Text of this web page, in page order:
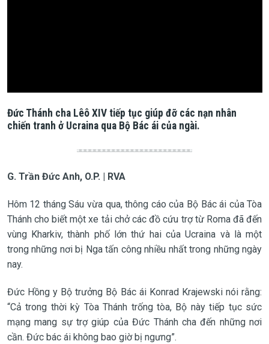
Đức Thánh cha Lêô XIV tiếp tục giúp đỡ các nạn nhân
chiến tranh ở Ucraina qua Bộ Bác ái của ngài.
G. Trần Đức Anh, O.P. | RVA
Hôm 12 tháng Sáu vừa qua, thông cáo của Bộ Bác ái của Tòa
Thánh cho biết một xe tải chở các đồ cứu trợ từ Roma đã đến
vùng Kharkiv, thành phố lớn thứ hai của Ucraina và là một
trong những nơi bị Nga tấn công nhiều nhất trong những ngày
nay.
Đức Hồng y Bộ trưởng Bộ Bác ái Konrad Krajewski nói rằng:
“Cả trong thời kỳ Tòa Thánh trống tòa, Bộ này tiếp tục sức
mạng mang sự trợ giúp của Đức Thánh cha đến những nơi
cần. Đức bác ái không bao giờ bị ngưng”.